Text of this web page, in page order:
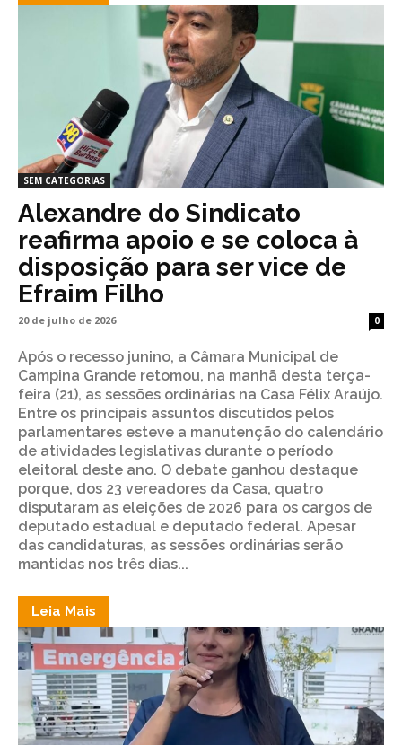
SEM CATEGORIAS
Alexandre do Sindicato
reafirma apoio e se coloca à
disposição para ser vice de
Efraim Filho
20 de julho de 2026 0
Após o recesso junino, a Câmara Municipal de
Campina Grande retomou, na manhã desta terça-
feira (21), as sessões ordinárias na Casa Félix Araújo.
Entre os principais assuntos discutidos pelos
parlamentares esteve a manutenção do calendário
de atividades legislativas durante o período
eleitoral deste ano. O debate ganhou destaque
porque, dos 23 vereadores da Casa, quatro
disputaram as eleições de 2026 para os cargos de
deputado estadual e deputado federal. Apesar
das candidaturas, as sessões ordinárias serão
mantidas nos três dias...
Leia Mais